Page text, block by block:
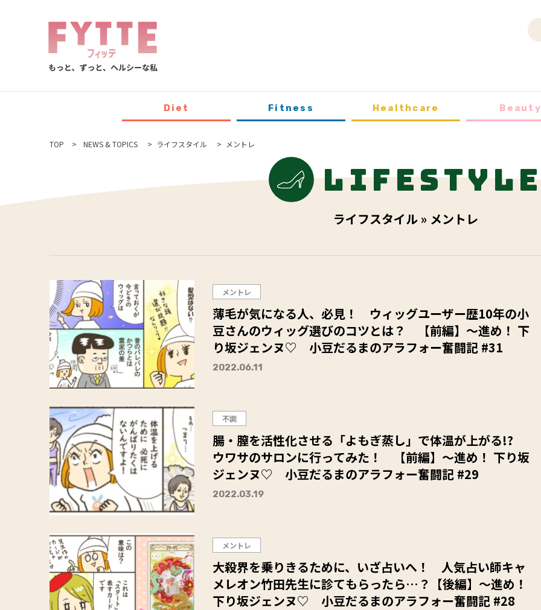
Diet Fitness Healthcare Beauty
TOP NEWS & TOPICS ライフスタイル メントレ
ライフスタイル » メントレ
メントレ
薄毛が気になる人、必見！ ウィッグユーザー歴10年の小
豆さんのウィッグ選びのコツとは？ 【前編】～進め！ 下
り坂ジェンヌ♡ 小豆だるまのアラフォー奮闘記 #31
2022.06.11
不調
腸・膣を活性化させる「よもぎ蒸し」で体温が上がる!?
ウワサのサロンに行ってみた！ 【前編】～進め！ 下り坂
ジェンヌ♡ 小豆だるまのアラフォー奮闘記 #29
2022.03.19
メントレ
大殺界を乗りきるために、いざ占いへ！ 人気占い師キャ
メレオン竹田先生に診てもらったら…？【後編】～進め！
下り坂ジェンヌ♡ 小豆だるまのアラフォー奮闘記 #28